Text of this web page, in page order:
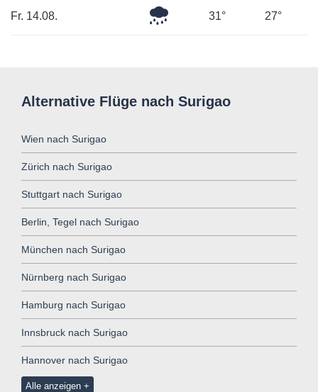
Fr. 14.08. 31° 27°
Alternative Flüge nach Surigao
Wien nach Surigao
Zürich nach Surigao
Stuttgart nach Surigao
Berlin, Tegel nach Surigao
München nach Surigao
Nürnberg nach Surigao
Hamburg nach Surigao
Innsbruck nach Surigao
Hannover nach Surigao
Alle anzeigen